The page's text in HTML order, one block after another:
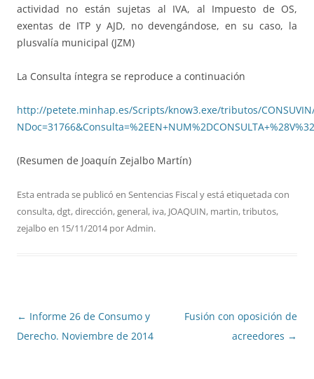
actividad no están sujetas al IVA, al Impuesto de OS,
exentas de ITP y AJD, no devengándose, en su caso, la
plusvalía municipal (JZM)
La Consulta íntegra se reproduce a continuación
http://petete.minhap.es/Scripts/know3.exe/tributos/
(Resumen de Joaquín Zejalbo Martín)
Esta entrada se publicó en Sentencias Fiscaly está etiquetada con
consulta,dgt,dirección,general, iva, JOAQUIN, martin,tributos,
zejalbo en 15/11/2014porAdmin.
Navegación
de
← Informe 26 de Consumo y
Derecho. Noviembre de 2014
Fusión con oposición de
acreedores →